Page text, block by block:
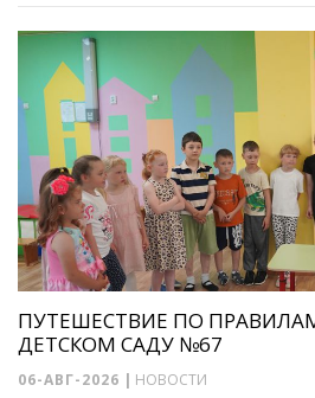
ПУТЕШЕСТВИЕ ПО
ДЕТСКОМ САДУ №67
06-АВГ-2026 | НОВОСТИ